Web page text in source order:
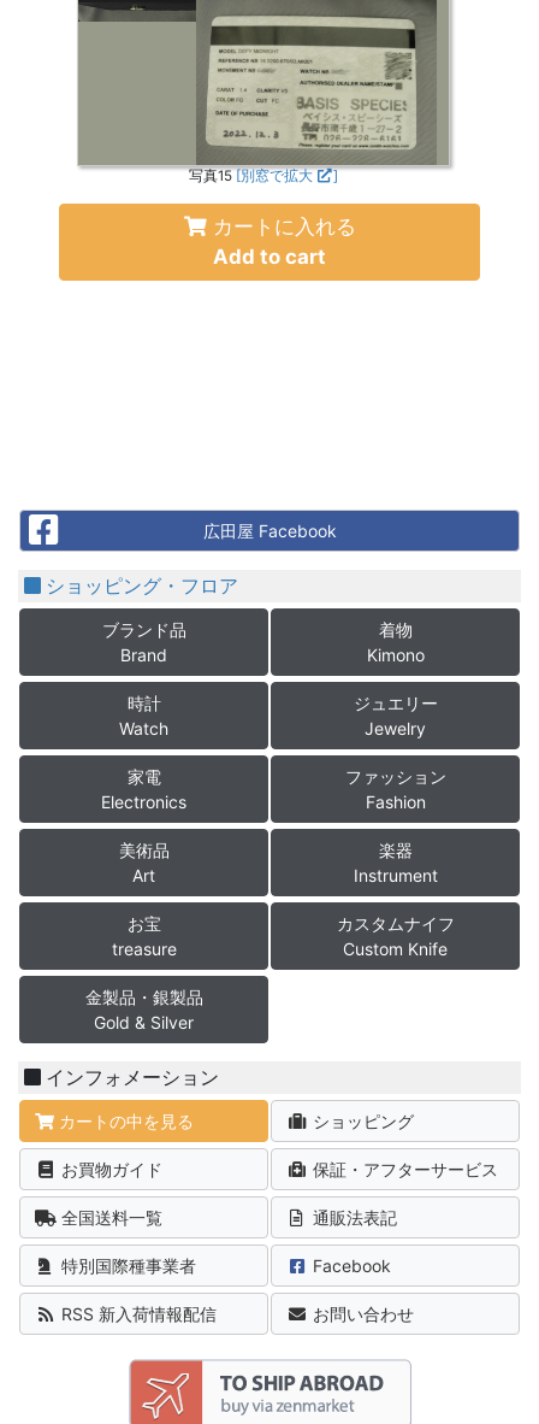
写真15[別窓で拡大 ]
カートに入れる
Add to cart
Facebook 広田屋 Facebook
ショッピング・フロア
ブランド品
Brand
着物
Kimono
時計
Watch
ジュエリー
Jewelry
家電
Electronics
ファッション
Fashion
美術品
Art
楽器
Instrument
お宝
treasure
カスタムナイフ
Custom Knife
金製品・銀製品
Gold & Silver
インフォメーション
カートの中を見る ショッピング
お買物ガイド 保証・アフターサービス
全国送料一覧 通販法表記
特別国際種事業者 Facebook
RSS 新入荷情報配信 お問い合わせ